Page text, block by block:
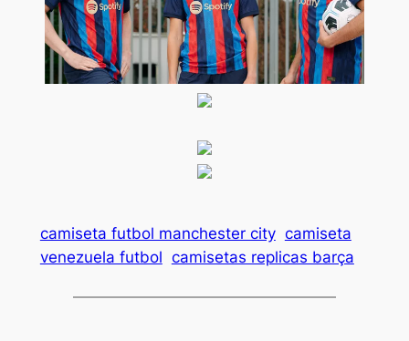
camiseta futbol manchester city camiseta
venezuela futbol camisetas replicas barça